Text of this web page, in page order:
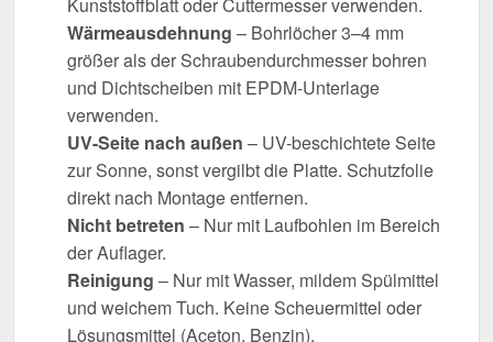
Wärmeausdehnung – Bohrlöcher 3–4 mm
größer als der Schraubendurchmesser bohren
und Dichtscheiben mit EPDM-Unterlage
verwenden.
UV-Seite nach außen – UV-beschichtete Seite
zur Sonne, sonst vergilbt die Platte. Schutzfolie
direkt nach Montage entfernen.
Nicht betreten – Nur mit Laufbohlen im Bereich
der Auflager.
Reinigung – Nur mit Wasser, mildem Spülmittel
und weichem Tuch. Keine Scheuermittel oder
Lösungsmittel (Aceton, Benzin).